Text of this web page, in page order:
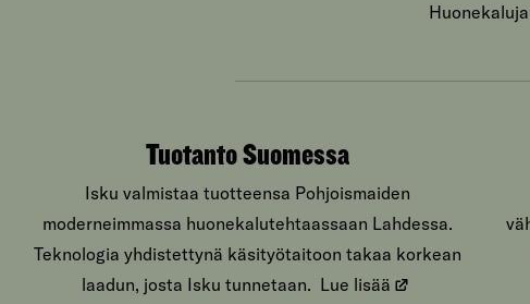
Tuotanto Suomessa
Isku valmistaa tuotteensa Pohjoismaiden
moderneimmassa huonekalutehtaassaan Lahdessa.
Teknologia yhdistettynä käsityötaitoon takaa korkean
laadun, josta Isku tunnetaan. Lue lisää